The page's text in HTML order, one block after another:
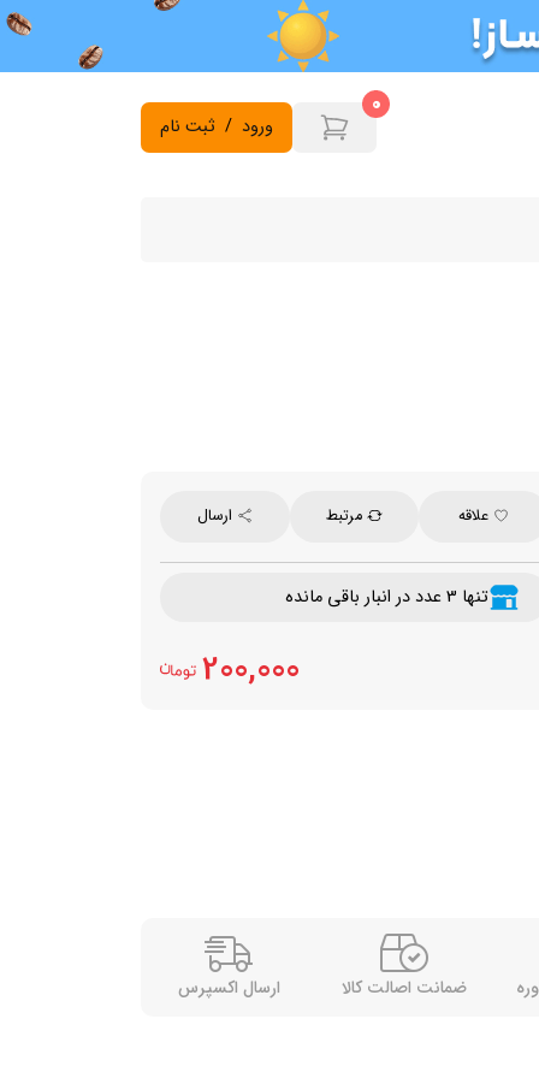
ثبت نام / ورود
0
علاقه مرتبط ارسال
تنها 3 عدد در انبار باقی مانده
200,000
ضمانت اصالت کالا ارسال اکسپرس